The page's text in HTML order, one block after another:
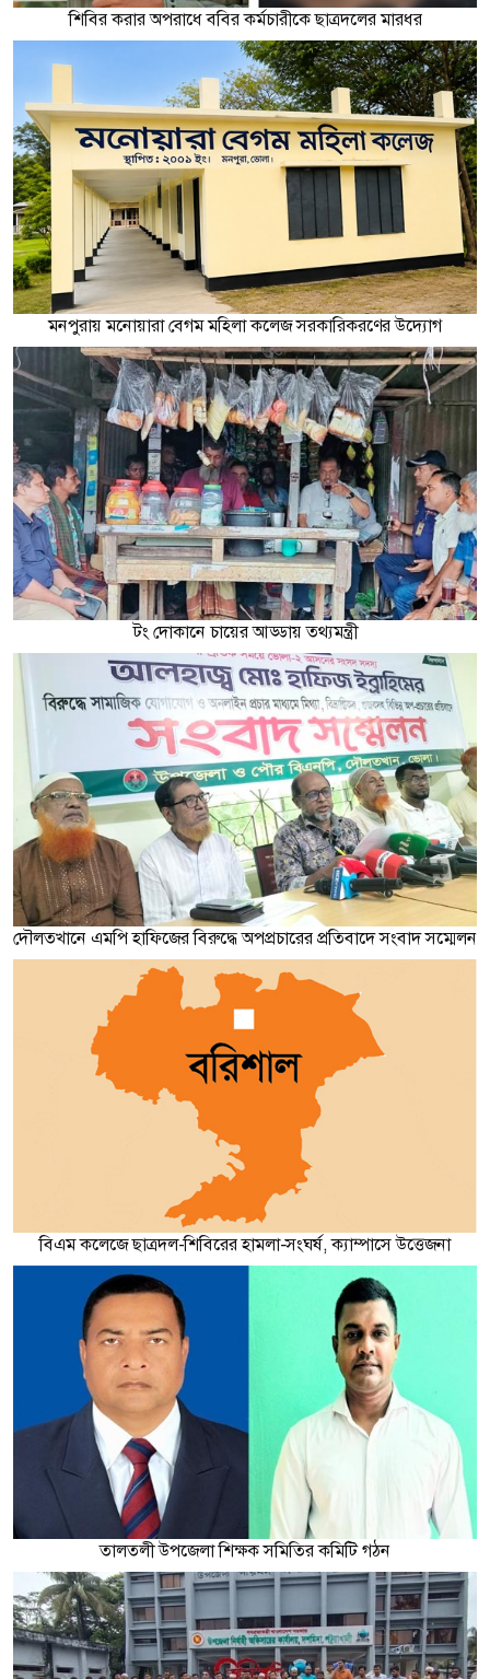
শিবির করার অপরাধে ববির কর্মচারীকে ছাত্রদলের মারধর
মনপুরায় মনোয়ারা বেগম মহিলা কলেজ সরকারিকরণের উদ্যোগ
টং দোকানে চায়ের আড্ডায় তথ্যমন্ত্রী
দৌলতখানে এমপি হাফিজের বিরুদ্ধে অপপ্রচারের প্রতিবাদে সংবাদ সম্মেলন
বিএম কলেজে ছাত্রদল-শিবিরের হামলা-সংঘর্ষ, ক্যাম্পাসে উত্তেজনা
তালতলী উপজেলা শিক্ষক সমিতির কমিটি গঠন